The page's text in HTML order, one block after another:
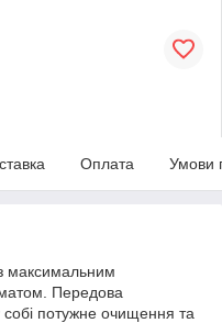
Оплата Умови
максимальним
Передова
потужне очищення та